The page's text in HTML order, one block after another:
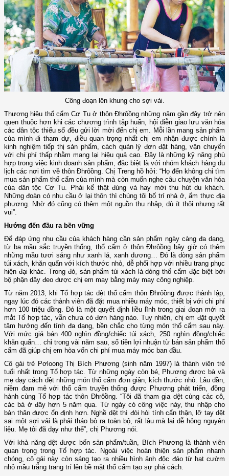
Công đoạn lên khung cho sợi vải.
Thương hiệu thổ cẩm Cơ Tu ở thôn Đhrôồng những năm gần đây trở nên
quen thuộc hơn khi các chương trình tập huấn, hội diễn giao lưu văn hóa
các dân tộc thiểu số đều gửi lời mời đến chị em. Mỗi lần mang sản phẩm
của mình đi tham dự, điều quan trọng nhất chị em nhận được chính là
kinh nghiệm tiếp thị sản phẩm, cách quản lý đơn đặt hàng, vận chuyển
với chi phí thấp nhằm mang lại hiệu quả cao. Đây là những kỹ năng phù
hợp trong việc kinh doanh sản phẩm, đặc biệt là với nhóm khách hàng du
lịch các nơi tìm về thôn Đhrôồng. Chị Treng hồ hởi: “Họ đến không chỉ tìm
mua sản phẩm thổ cẩm của mình mà còn muốn nghe câu chuyện văn hóa
của dân tộc Cơ Tu. Phải kể thật đúng và hay mới thu hút du khách.
Những đoàn có nhu cầu ở lại thôn thì chúng tôi bố trí nhà ở, ẩm thực địa
phương. Nhờ đó cũng có thêm một nguồn thu nhập, dù ít thôi nhưng rất
vui”.
Hướng đến đầu ra bền vững
Để đáp ứng nhu cầu của khách hàng cần sản phẩm ngày càng đa dạng,
từ ba mầu sắc truyền thống, thổ cẩm ở thôn Đhrôồng bây giờ có thêm
những mầu tươi sáng như xanh lá, xanh dương… Đó là dòng sản phẩm
túi xách, khăn quấn với kích thước nhỏ, dễ phối hợp với nhiều trang phục
hiện đại khác. Trong đó, sản phẩm túi xách là dòng thổ cẩm đặc biệt bởi
bộ phận dây đeo được chị em may bằng máy may công nghiệp.
Từ năm 2013, khi Tổ hợp tác dệt thổ cẩm thôn Đhrôồng được thành lập,
ngay lúc đó các thành viên đã đặt mua nhiều máy móc, thiết bị với chi phí
hơn 100 triệu đồng. Đó là một quyết định liều lĩnh trong giai đoạn mới ra
mắt Tổ hợp tác, vẫn chưa có đơn hàng nào. Tuy nhiên, chị em đặt quyết
tâm hướng đến tính đa dạng, bền chắc cho từng món thổ cẩm sau này.
Với mức giá bán 400 nghìn đồng/chiếc túi xách, 250 nghìn đồng/chiếc
khăn quấn… chỉ trong vài năm sau, số tiền lợi nhuận từ bán sản phẩm thổ
cẩm đã giúp chị em hòa vốn chi phí mua máy móc ban đầu.
Cô gái trẻ Pơloong Thị Bích Phương (sinh năm 1997) là thành viên trẻ
tuổi nhất trong Tổ hợp tác. Từ những ngày còn bé, Phương được bà và
mẹ dạy cách dệt những món thổ cẩm đơn giản, kích thước nhỏ. Lâu dần,
niềm đam mê với thổ cẩm truyền thống được Phương phát triển, đồng
hành cùng Tổ hợp tác thôn Đhrôồng. “Tôi đã tham gia dệt cùng các cô,
các bà ở đây hơn 5 năm qua. Từ ngày có công việc này, thu nhập cho
bản thân được ổn định hơn. Nghề dệt thì đòi hỏi tính cẩn thận, lỡ tay dệt
sai một sợi vải là phải tháo bỏ ra toàn bộ, rất lâu mà lại dễ hỏng nguyên
liệu. Mẹ tôi đã dạy như thế”, chị Phương nói.
Với khả năng dệt được bốn sản phẩm/tuần, Bích Phương là thành viên
quan trọng trong Tổ hợp tác. Ngoài việc hoàn thiện sản phẩm nhanh
chóng, cô gái này còn sáng tạo ra nhiều hình ảnh độc đáo từ hạt cườm
nhỏ mầu trắng trang trí lên bề mặt thổ cẩm tạo sự phá cách.